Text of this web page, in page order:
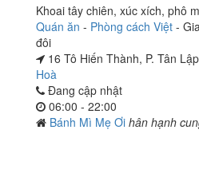
Khoai tây chiên, xúc xích, phô
Quán ăn - Phòng cách Việt -
đôi
16 Tô Hiến Thành, P. Tân
Hoà
Đang cập nhật
06:00 - 22:00
Bánh Mì Mẹ Ơi hân hạnh